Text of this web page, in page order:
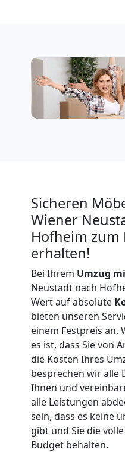
Sicheren
Wiener
Hofheim zum
erhalten!
Bei Ihrem Umzug
Neustadt nach
Wert auf absolute
bieten unseren
einem Festpreis an.
es ist, dass Sie von
die Kosten Ihres
besprechen wir alle
Ihnen und
alle Leistungen
sein, dass es keine
gibt und Sie die
Budget behalten.
Wiener
Neustadt
Wiener
Neustadt
Umzug
für
Senioren
Wiener
Neustadt